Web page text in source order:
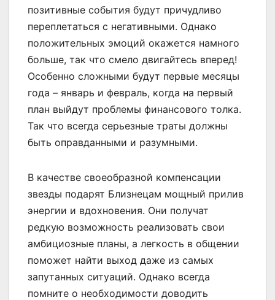
позитивные события будут причудливо
переплетаться с негативными. Однако
положительных эмоций окажется намного
больше, так что смело двигайтесь вперед!
Особенно сложными будут первые месяцы
года – январь и февраль, когда на первый
план выйдут проблемы финансового толка.
Так что всегда серьезные траты должны
быть оправданными и разумными.
В качестве своеобразной компенсации
звезды подарят Близнецам мощный прилив
энергии и вдохновения. Они получат
редкую возможность реализовать свои
амбициозные планы, а легкость в общении
поможет найти выход даже из самых
запутанных ситуаций. Однако всегда
помните о необходимости доводить